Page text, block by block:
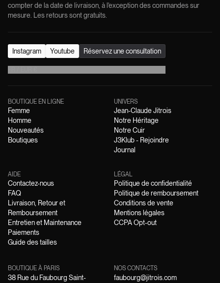
compter de la date de livraison, à l'exception des commandes sur
mesure. Les retours sont gratuits.
Instagram Youtube Réservez une consultation
BOUTIQUE EN LIGNE
Femme
Homme
Nouveautés
Boutiques
UNIVERS
Jean-Claude Jitrois
Notre Héritage
Notre Cuir
J3Klub - Rejoindre
Journal
AIDE
Contactez-nous
FAQ
Livraison, Retour et
Remboursement
Entretien et Maintenance
Paiements
Guide des tailles
LÉGAL
Politique de confidentialité
Politique de remboursement
Conditions de vente
Mentions légales
CCPA Opt-out
BOUTIQUE À PARIS
38 Rue du Faubourg Saint-
NOS CONTACTS
faubourg@jitrois.com